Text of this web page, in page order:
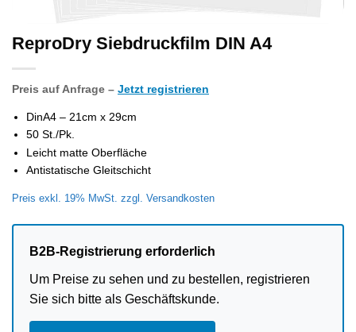
ReproDry Siebdruckfilm DIN A4
Preis auf Anfrage – Jetzt registrieren
DinA4 – 21cm x 29cm
50 St./Pk.
Leicht matte Oberfläche
Antistatische Gleitschicht
Preis exkl. 19% MwSt. zzgl. Versandkosten
B2B-Registrierung erforderlich
Um Preise zu sehen und zu bestellen, registrieren
Sie sich bitte als Geschäftskunde.